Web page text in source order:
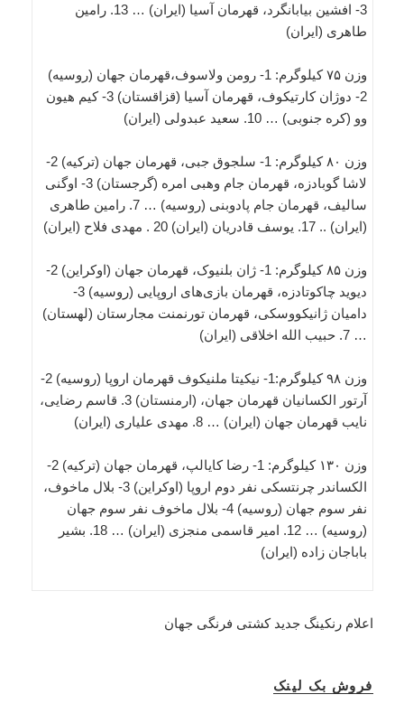
3- افشین بیابانگرد، قهرمان آسیا (ایران) … 13. رامین
طاهری (ایران)
وزن ۷۵ کیلوگرم: 1- رومن ولاسوف،قهرمان جهان (روسیه)
2- دوژان کارتیکوف، قهرمان آسیا (قزاقستان) 3- کیم هیون
وو (کره جنوبی) … 10. سعید عبدولی (ایران)
وزن ۸۰ کیلوگرم: 1- سلجوق جبی، قهرمان جهان (ترکیه) 2-
لاشا گوبادزه، قهرمان جام وهبی امره (گرجستان) 3- اوگنی
سالیف، قهرمان جام پادوبنی (روسیه) … 7. رامین طاهری
(ایران) .. 17. یوسف قادریان (ایران) 20 . مهدی فلاح (ایران)
وزن ۸۵ کیلوگرم: 1- ژان بلنیوک، قهرمان جهان (اوکراین) 2-
دیوید چاکوتادزه، قهرمان بازی‌های اروپایی (روسیه) 3-
دامیان ژانیکووسکی، قهرمان تورنمنت مجارستان (لهستان)
… 7. حبیب الله اخلاقی (ایران)
وزن ۹۸ کیلوگرم:1- نیکیتا ملنیکوف قهرمان اروپا (روسیه) 2-
آرتور الکسانیان قهرمان جهان، (ارمنستان) 3. قاسم رضایی،
نایب قهرمان جهان (ایران) … 8. مهدی علیاری (ایران)
وزن ۱۳۰ کیلوگرم: 1- رضا کایالپ، قهرمان جهان (ترکیه) 2-
الکساندر چرنتسکی نفر دوم اروپا (اوکراین) 3- بلال ماخوف،
نفر سوم جهان (روسیه) 4- بلال ماخوف نفر سوم جهان
(روسیه) … 12. امیر قاسمی منجزی (ایران) … 18. بشیر
باباجان زاده (ایران)
اعلام رنکینگ جدید کشتی فرنگی جهان
فروش بک لینک